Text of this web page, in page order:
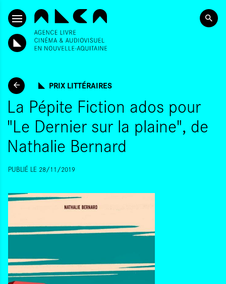
SKIP TO CONTENT
PRIX LITTÉRAIRES
La Pépite Fiction ados pour
"Le Dernier sur la plaine", de
Nathalie Bernard
PUBLIÉ LE 28/11/2019